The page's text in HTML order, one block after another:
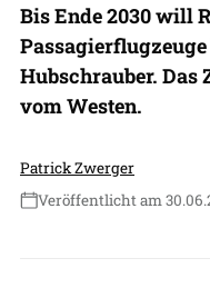
Bis Ende 2030 will
Hubschrauber.
vom Westen.
Patrick Zwerger
Veröffentlicht am